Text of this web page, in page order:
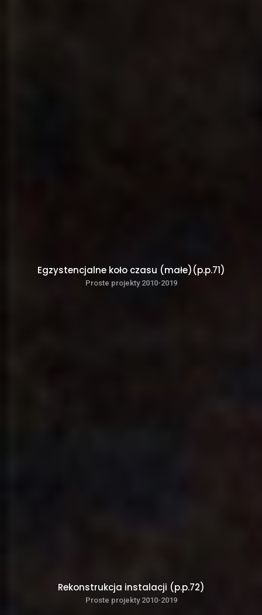
Egzystencjalne koło czasu (małe)(p.p.71)
Proste projekty 2010-2019
Rekonstrukcja instalacji (p.p.72)
Proste projekty 2010-2019